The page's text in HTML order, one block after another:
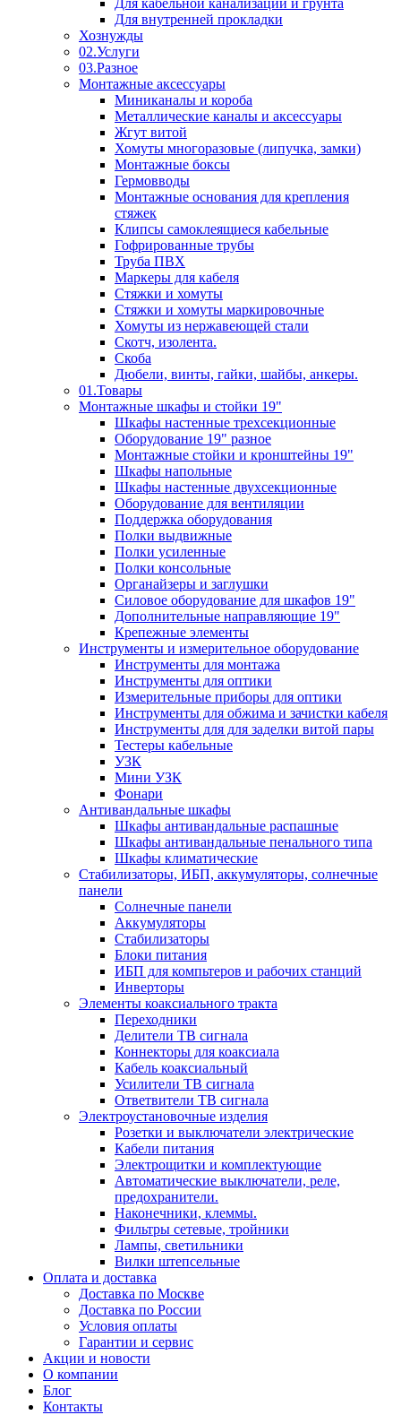
Для кабельной канализации и грунта
Для внутренней прокладки
Хознужды
02.Услуги
03.Разное
Монтажные аксессуары
Миниканалы и короба
Металлические каналы и аксессуары
Жгут витой
Хомуты многоразовые (липучка, замки)
Монтажные боксы
Гермовводы
Монтажные основания для крепления
стяжек
Клипсы самоклеящиеся кабельные
Гофрированные трубы
Труба ПВХ
Маркеры для кабеля
Стяжки и хомуты
Стяжки и хомуты маркировочные
Хомуты из нержавеющей стали
Скотч, изолента.
Скоба
Дюбели, винты, гайки, шайбы, анкеры.
01.Товары
Монтажные шкафы и стойки 19"
Шкафы настенные трехсекционные
Оборудование 19" разное
Монтажные стойки и кронштейны 19"
Шкафы напольные
Шкафы настенные двухсекционные
Оборудование для вентиляции
Поддержка оборудования
Полки выдвижные
Полки усиленные
Полки консольные
Органайзеры и заглушки
Силовое оборудование для шкафов 19"
Дополнительные направляющие 19"
Крепежные элементы
Инструменты и измерительное оборудование
Инструменты для монтажа
Инструменты для оптики
Измерительные приборы для оптики
Инструменты для обжима и зачистки кабеля
Инструменты для для заделки витой пары
Тестеры кабельные
УЗК
Мини УЗК
Фонари
Антивандальные шкафы
Шкафы антивандальные распашные
Шкафы антивандальные пенального типа
Шкафы климатические
Стабилизаторы, ИБП, аккумуляторы, солнечные
панели
Солнечные панели
Аккумуляторы
Стабилизаторы
Блоки питания
ИБП для компьтеров и рабочих станций
Инверторы
Элементы коаксиального тракта
Переходники
Делители ТВ сигнала
Коннекторы для коаксиала
Кабель коаксиальный
Усилители ТВ сигнала
Ответвители ТВ сигнала
Электроустановочные изделия
Розетки и выключатели электрические
Кабели питания
Электрощитки и комплектующие
Автоматические выключатели, реле,
предохранители.
Наконечники, клеммы.
Фильтры сетевые, тройники
Лампы, светильники
Вилки штепсельные
Оплата и доставка
Доставка по Москве
Доставка по России
Условия оплаты
Гарантии и сервис
Акции и новости
О компании
Блог
Контакты